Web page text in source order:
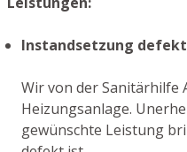
Instandsetzung
Wir von der Sanitärhilfe
Heizungsanlage.
gewünschte Leistung